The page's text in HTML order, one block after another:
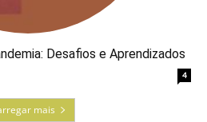
Desafios e Aprendizados
4
mais